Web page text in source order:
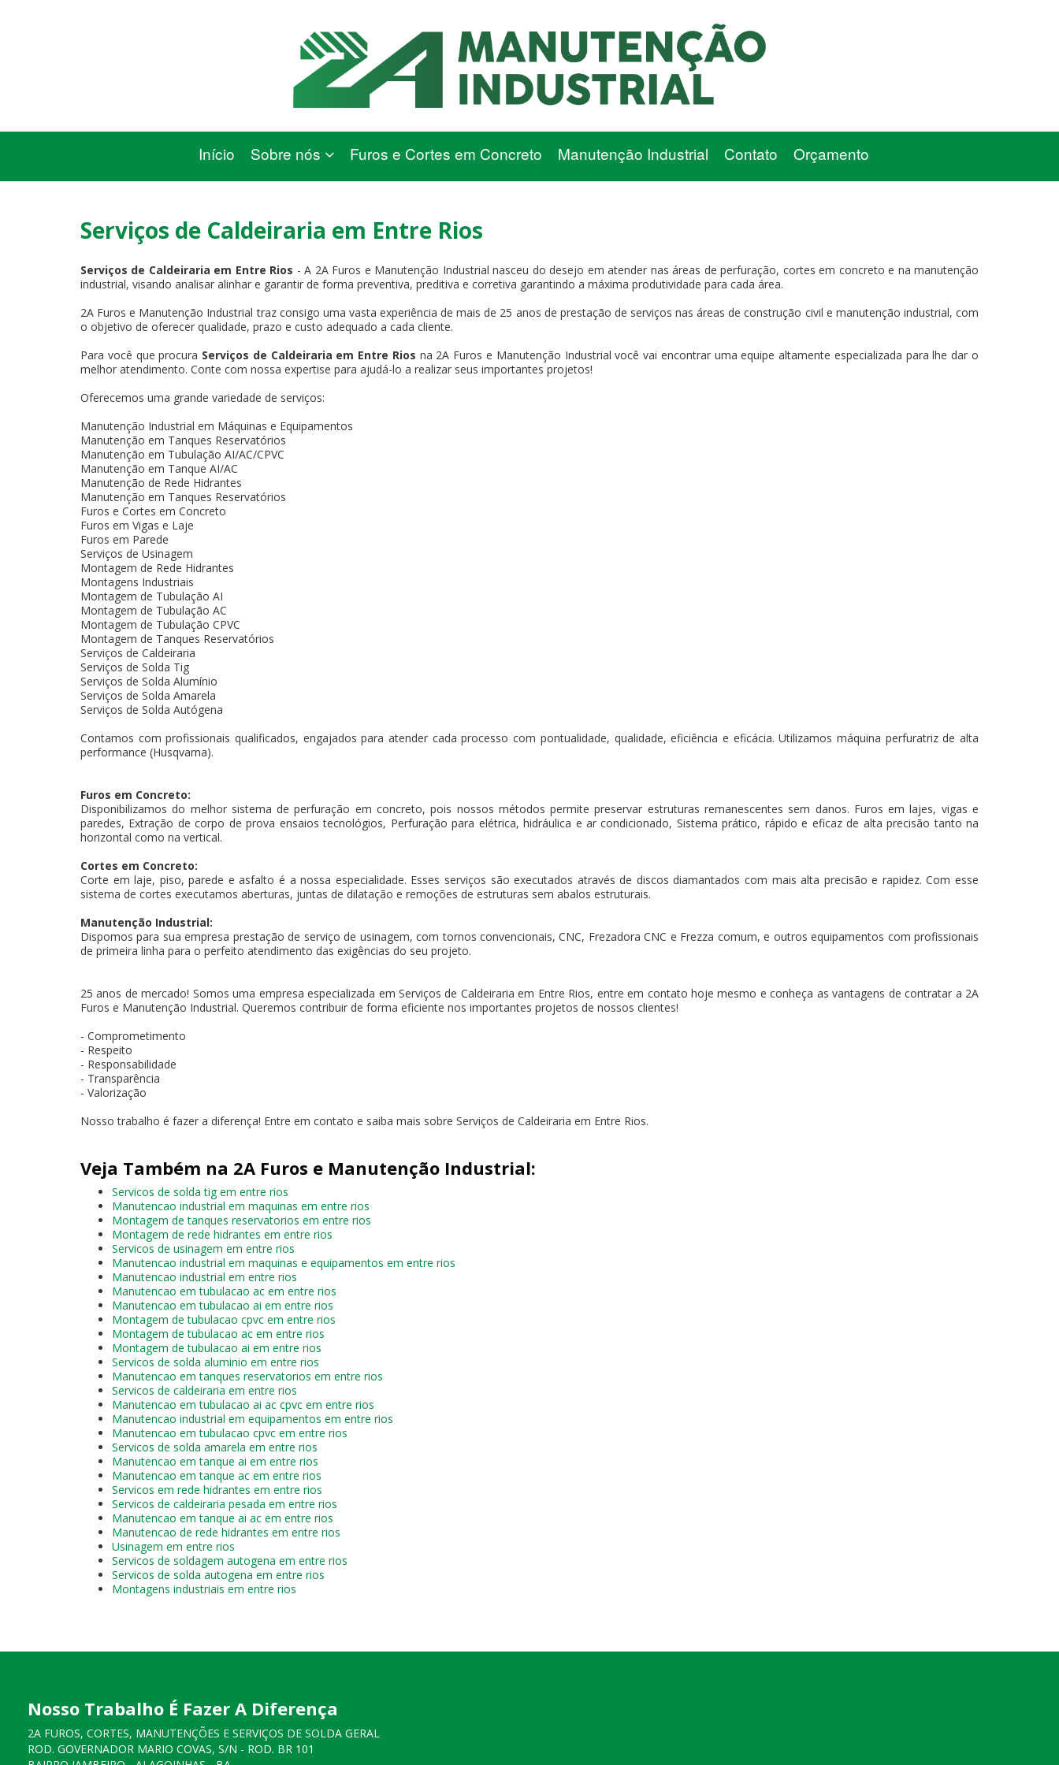
Início Sobre nós Furos e Cortes em Concreto Manutenção Industrial Contato Orçamento
Serviços de Caldeiraria em Entre Rios
Serviços de Caldeiraria em Entre Rios - A 2A Furos e Manutenção Industrial nasceu do desejo em atender nas áreas de perfuração, cortes em concreto e na manutenção
industrial, visando analisar alinhar e garantir de forma preventiva, preditiva e corretiva garantindo a máxima produtividade para cada área.
2A Furos e Manutenção Industrial traz consigo uma vasta experiência de mais de 25 anos de prestação de serviços nas áreas de construção civil e manutenção industrial, com
o objetivo de oferecer qualidade, prazo e custo adequado a cada cliente.
Para você que procura Serviços de Caldeiraria em Entre Rios na 2A Furos e Manutenção Industrial você vai encontrar uma equipe altamente especializada para lhe dar o
melhor atendimento. Conte com nossa expertise para ajudá-lo a realizar seus importantes projetos!
Oferecemos uma grande variedade de serviços:
Manutenção Industrial em Máquinas e Equipamentos
Manutenção em Tanques Reservatórios
Manutenção em Tubulação AI/AC/CPVC
Manutenção em Tanque AI/AC
Manutenção de Rede Hidrantes
Manutenção em Tanques Reservatórios
Furos e Cortes em Concreto
Furos em Vigas e Laje
Furos em Parede
Serviços de Usinagem
Montagem de Rede Hidrantes
Montagens Industriais
Montagem de Tubulação AI
Montagem de Tubulação AC
Montagem de Tubulação CPVC
Montagem de Tanques Reservatórios
Serviços de Caldeiraria
Serviços de Solda Tig
Serviços de Solda Alumínio
Serviços de Solda Amarela
Serviços de Solda Autógena
Contamos com profissionais qualificados, engajados para atender cada processo com pontualidade, qualidade, eficiência e eficácia. Utilizamos máquina perfuratriz de alta
performance (Husqvarna).
Furos em Concreto:
Disponibilizamos do melhor sistema de perfuração em concreto, pois nossos métodos permite preservar estruturas remanescentes sem danos. Furos em lajes, vigas e
paredes, Extração de corpo de prova ensaios tecnológios, Perfuração para elétrica, hidráulica e ar condicionado, Sistema prático, rápido e eficaz de alta precisão tanto na
horizontal como na vertical.
Cortes em Concreto:
Corte em laje, piso, parede e asfalto é a nossa especialidade. Esses serviços são executados através de discos diamantados com mais alta precisão e rapidez. Com esse
sistema de cortes executamos aberturas, juntas de dilatação e remoções de estruturas sem abalos estruturais.
Manutenção Industrial:
Dispomos para sua empresa prestação de serviço de usinagem, com tornos convencionais, CNC, Frezadora CNC e Frezza comum, e outros equipamentos com profissionais
de primeira linha para o perfeito atendimento das exigências do seu projeto.
25 anos de mercado! Somos uma empresa especializada em Serviços de Caldeiraria em Entre Rios, entre em contato hoje mesmo e conheça as vantagens de contratar a 2A
Furos e Manutenção Industrial. Queremos contribuir de forma eficiente nos importantes projetos de nossos clientes!
- Comprometimento
- Respeito
- Responsabilidade
- Transparência
- Valorização
Nosso trabalho é fazer a diferença! Entre em contato e saiba mais sobre Serviços de Caldeiraria em Entre Rios.
Veja Também na 2A Furos e Manutenção Industrial:
Servicos de solda tig em entre rios
Manutencao industrial em maquinas em entre rios
Montagem de tanques reservatorios em entre rios
Montagem de rede hidrantes em entre rios
Servicos de usinagem em entre rios
Manutencao industrial em maquinas e equipamentos em entre rios
Manutencao industrial em entre rios
Manutencao em tubulacao ac em entre rios
Manutencao em tubulacao ai em entre rios
Montagem de tubulacao cpvc em entre rios
Montagem de tubulacao ac em entre rios
Montagem de tubulacao ai em entre rios
Servicos de solda aluminio em entre rios
Manutencao em tanques reservatorios em entre rios
Servicos de caldeiraria em entre rios
Manutencao em tubulacao ai ac cpvc em entre rios
Manutencao industrial em equipamentos em entre rios
Manutencao em tubulacao cpvc em entre rios
Servicos de solda amarela em entre rios
Manutencao em tanque ai em entre rios
Manutencao em tanque ac em entre rios
Servicos em rede hidrantes em entre rios
Servicos de caldeiraria pesada em entre rios
Manutencao em tanque ai ac em entre rios
Manutencao de rede hidrantes em entre rios
Usinagem em entre rios
Servicos de soldagem autogena em entre rios
Servicos de solda autogena em entre rios
Montagens industriais em entre rios
Nosso Trabalho É Fazer A Diferença
2A FUROS, CORTES, MANUTENÇÕES E SERVIÇOS DE SOLDA GERAL
ROD. GOVERNADOR MARIO COVAS, S/N - ROD. BR 101